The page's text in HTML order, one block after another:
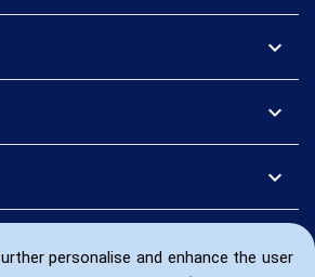
personalise and enhance the user
expand_more
expand_more
expand_more